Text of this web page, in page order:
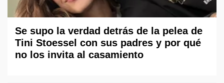
Se supo la verdad detrás de la pelea de
Tini Stoessel con sus padres y por qué
no los invita al casamiento